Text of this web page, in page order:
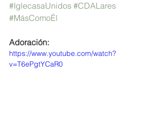
#IglecasaUnidos #CDALares
#MásComoÉl
Adoración:
https://www.youtube.com/watch?
v=T6ePgtYCaR0